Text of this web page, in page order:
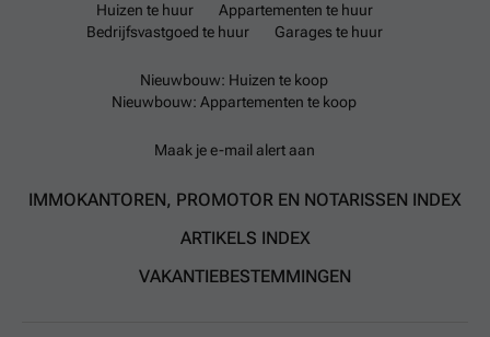
Huizen te huur
Appartementen te huur
Bedrijfsvastgoed te huur
Garages te huur
Nieuwbouw: Huizen te koop
Nieuwbouw: Appartementen te koop
Maak je e-mail alert aan
IMMOKANTOREN, PROMOTOR EN NOTARISSEN INDEX
ARTIKELS INDEX
VAKANTIEBESTEMMINGEN